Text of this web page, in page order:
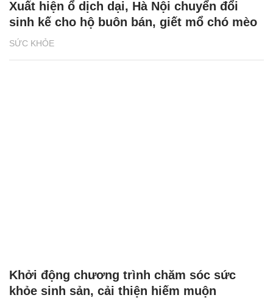
SỨC KHỎE
Xuất hiện ổ dịch dại, Hà Nội chuyển đổi
sinh kế cho hộ buôn bán, giết mổ chó mèo
Khởi động chương trình chăm sóc sức
khỏe sinh sản, cải thiện hiếm muộn